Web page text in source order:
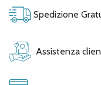
Spedizione
Assistenza